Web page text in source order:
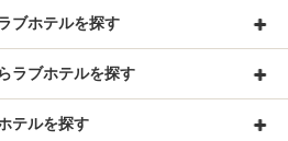
ブホテルを探す
ラブホテルを探す
テルを探す